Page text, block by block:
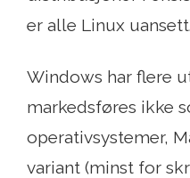
er alle Linux uansett.
Windows har flere
markedsføres ikke
operativsystemer,
variant (minst for